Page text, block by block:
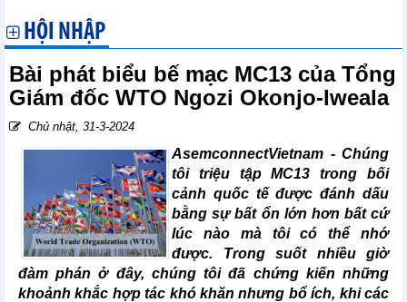
HỘI NHẬP
Bài phát biểu bế mạc MC13 của Tổng
Giám đốc WTO Ngozi Okonjo-Iweala
Chủ nhật, 31-3-2024
AsemconnectVietnam - Chúng
tôi triệu tập MC13 trong bối
cảnh quốc tế được đánh dấu
bằng sự bất ổn lớn hơn bất cứ
lúc nào mà tôi có thể nhớ
được. Trong suốt nhiều giờ
đàm phán ở đây, chúng tôi đã chứng kiến những
khoảnh khắc hợp tác khó khăn nhưng bổ ích, khi các